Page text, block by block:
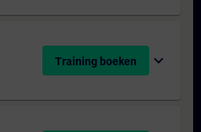
Training boeken expand_more